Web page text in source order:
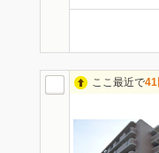
ここ最近で41